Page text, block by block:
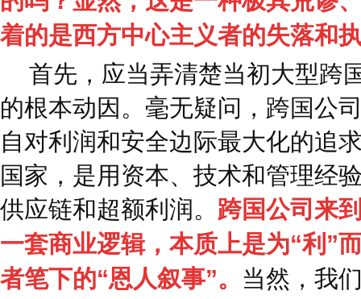
着的是西方中心主义者的失落和
首先，应当弄清楚当初大型跨
的根本动因。毫无疑问，跨国公
自对利润和安全边际最大化的追
国家，是用资本、技术和管理经
供应链和超额利润。 跨国公司来
一套商业逻辑，本质上是为“利”
者笔下的“恩人叙事”。 当然，我